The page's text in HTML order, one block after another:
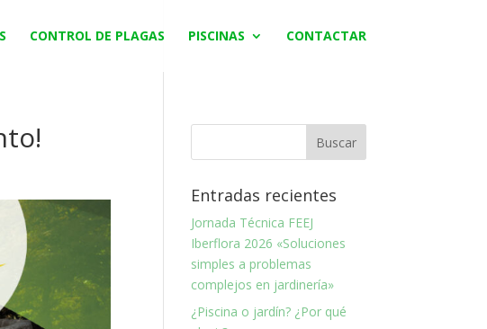
CONTROL DE PLAGAS PISCINAS CONTACTAR
Entradas recientes
Jornada Técnica FEEJ
Iberflora 2026 «Soluciones
simples a problemas
complejos en jardinería»
¿Piscina o jardín? ¿Por qué